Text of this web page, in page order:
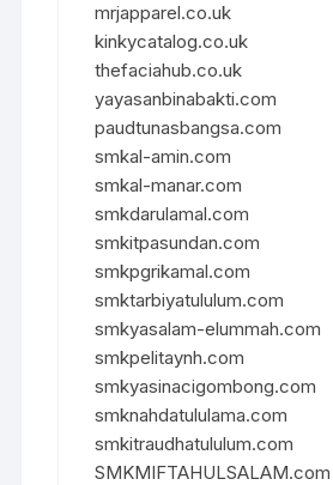
mrjapparel.co.uk
kinkycatalog.co.uk
thefaciahub.co.uk
yayasanbinabakti.com
paudtunasbangsa.com
smkal-amin.com
smkal-manar.com
smkdarulamal.com
smkitpasundan.com
smkpgrikamal.com
smktarbiyatululum.com
smkyasalam-elummah.com
smkpelitaynh.com
smkyasinacigombong.com
smknahdatululama.com
smkitraudhatululum.com
SMKMIFTAHULSALAM.com